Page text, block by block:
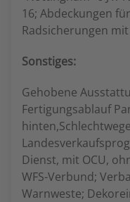
16; Abdeckungen
Radsicherungen
Sonstiges:
Gehobene
Fertigungsablauf
Dienst, mit OCU,
WFS-Verbund;
Warnweste;